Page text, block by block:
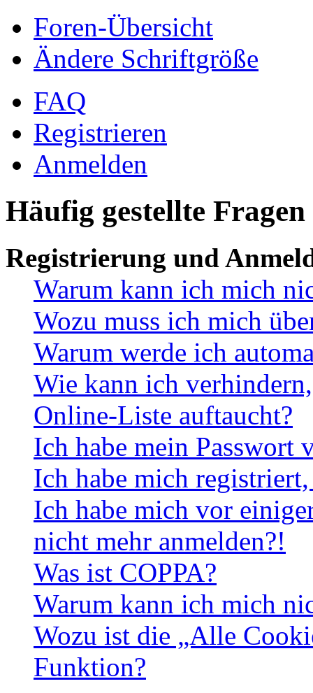
Foren-Übersicht
Ändere Schriftgröße
FAQ
Registrieren
Anmelden
Häufig gestellte Fragen
Registrierung und
Warum kann ich mich
Wozu muss ich mich
Warum werde ich
Wie kann ich
Online-Liste auftaucht?
Ich habe mein Passwort
Ich habe mich
Ich habe mich vor
nicht mehr anmelden?!
Was ist COPPA?
Warum kann ich mich
Wozu ist die „Alle
Funktion?